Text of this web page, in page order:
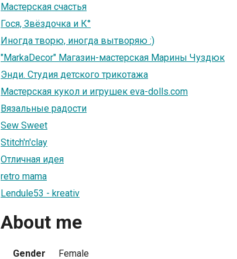
Мастерская счастья
Гося, Звёздочка и К°
Иногда творю, иногда вытворяю :)
"MarkaDecor" Магазин-мастерская Марины Чуздюк
Энди. Студия детского трикотажа
Мастерская кукол и игрушек eva-dolls.com
Вязальные радости
Sew Sweet
Stitch'n'clay
Отличная идея
retro mama
Lendule53 - kreativ
About me
Gender Female